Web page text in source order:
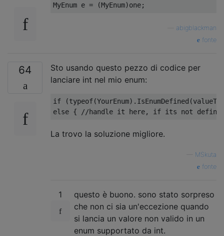
MyEnum e = (MyEnum)one;
abigblackman
fonte
64
Sto usando questo pezzo di codice per
lanciare int nel mio enum:
if (typeof(YourEnum). IsEnumDefined (
else { //handle it here, if its not
La trovo la soluzione migliore.
MSkuta
fonte
1
questo è buono. sono stato sorpreso
che non ci sia un'eccezione quando
si lancia un valore non valido in un
enum supportato da int.